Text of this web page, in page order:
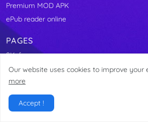
Premium MOD APK
ePub reader online
PAGES
9Kafe
Our website uses cookies to improve your
more
Accept !